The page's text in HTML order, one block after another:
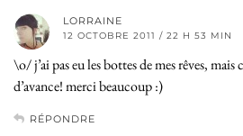
LORRAINE
12 OCTOBRE 2011 / 22 H 53 MIN
\o/ j’ai pas eu les bottes de mes rêves,
d’avance! merci beaucoup :)
RÉPONDRE